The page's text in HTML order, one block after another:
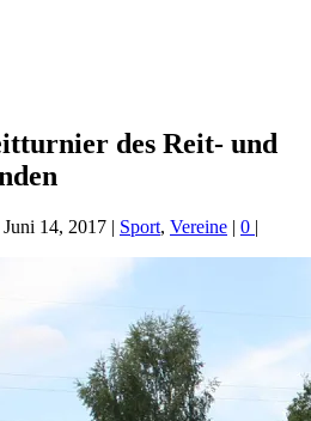
des Reit- und
Juni 14, 2017 | Sport, Vereine | 0 |